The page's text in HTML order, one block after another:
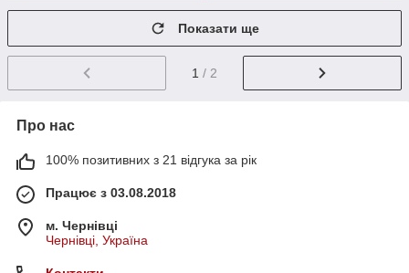
Показати ще
1 / 2
Про нас
100% позитивних з 21 відгука за рік
Працює з 03.08.2018
м. Чернівці
Чернівці, Україна